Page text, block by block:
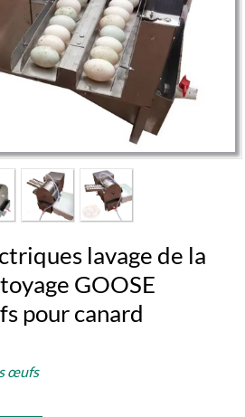
lavage de la
GOOSE
pour canard
œufs